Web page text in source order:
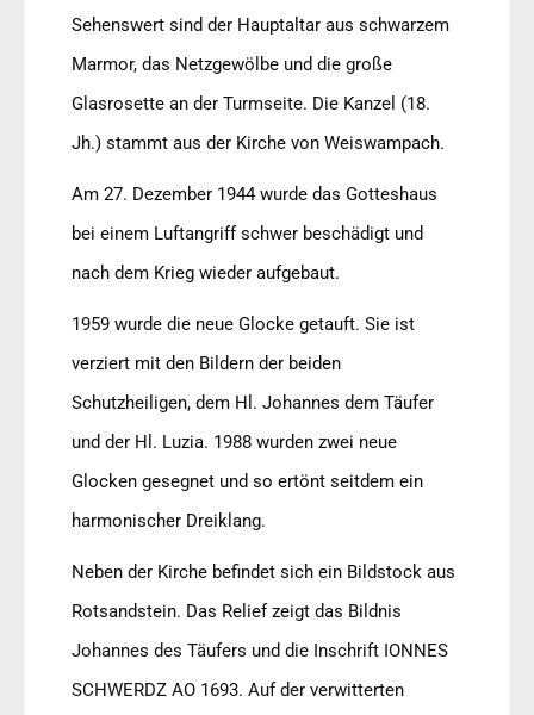
Sehenswert sind der Hauptaltar aus schwarzem
Marmor, das Netzgewölbe und die große
Glasrosette an der Turmseite. Die Kanzel (18.
Jh.) stammt aus der Kirche von Weiswampach.
Am 27. Dezember 1944 wurde das Gotteshaus
bei einem Luftangriff schwer beschädigt und
nach dem Krieg wieder aufgebaut.
1959 wurde die neue Glocke getauft. Sie ist
verziert mit den Bildern der beiden
Schutzheiligen, dem Hl. Johannes dem Täufer
und der Hl. Luzia. 1988 wurden zwei neue
Glocken gesegnet und so ertönt seitdem ein
harmonischer Dreiklang.
Neben der Kirche befindet sich ein Bildstock aus
Rotsandstein. Das Relief zeigt das Bildnis
Johannes des Täufers und die Inschrift IONNES
SCHWERDZ AO 1693. Auf der verwitterten